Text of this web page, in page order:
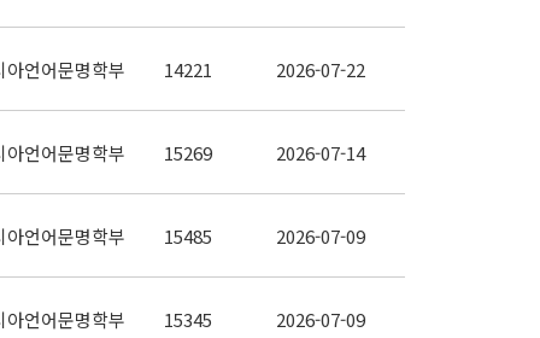
아언어문명학부 14221 2026-07-22
아언어문명학부 15269 2026-07-14
아언어문명학부 15485 2026-07-09
아언어문명학부 15345 2026-07-09